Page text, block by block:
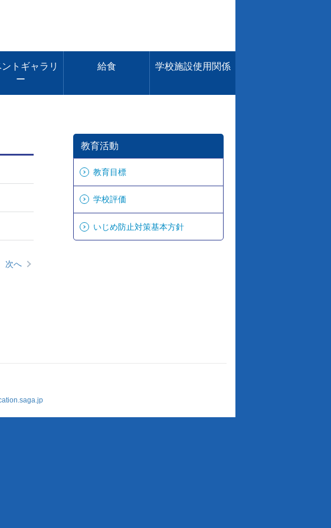
トギャラリ
ー
給食 学校施設使用関係
次へ
教育活動
教育目標
学校評価
いじめ防止対策基本方針